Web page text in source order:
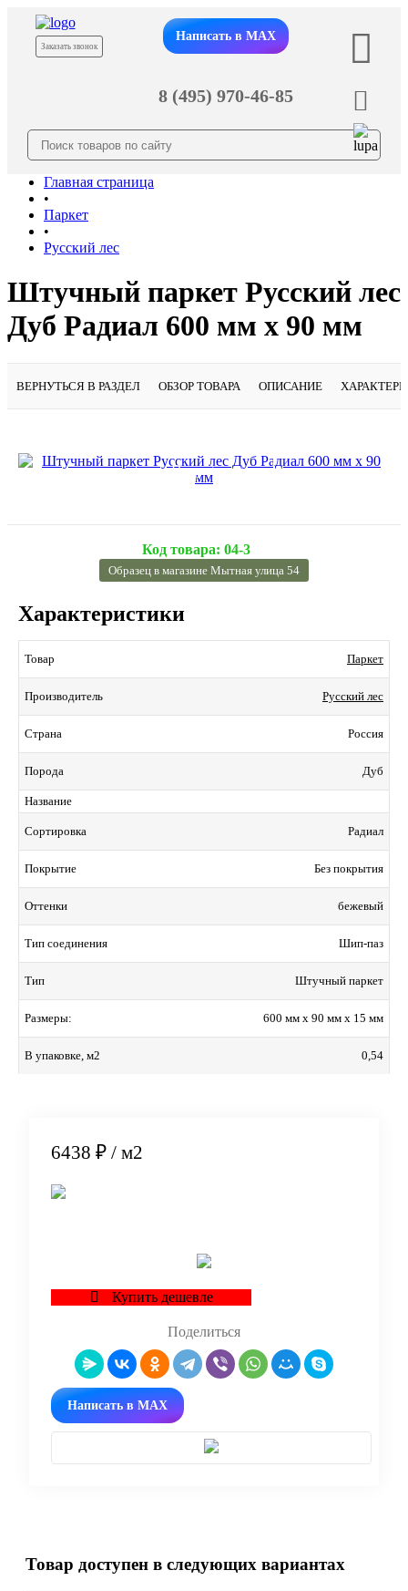
Заказать звонок
Написать в MAX
8 (495) 970-46-85
Главная страница
•
Паркет
•
Русский лес
Штучный паркет Русский лес
Дуб Радиал 600 мм х 90 мм
ВЕРНУТЬСЯ В РАЗДЕЛ ОБЗОР ТОВАРА ОПИСАНИЕ
Подробнее
Код товара: 04-3
Образец в магазине Мытная улица 54
Характеристики
Товар Паркет
Производитель Русский лес
Страна Россия
Порода Дуб
Название
Сортировка Радиал
Покрытие Без покрытия
Оттенки бежевый
Тип соединения Шип-паз
Тип Штучный паркет
Размеры: 600 мм x 90 мм x 15 мм
В упаковке, м2 0,54
6438 ₽ / м2
Купить дешевле
Поделиться
Написать в MAX
Товар доступен в следующих вариантах